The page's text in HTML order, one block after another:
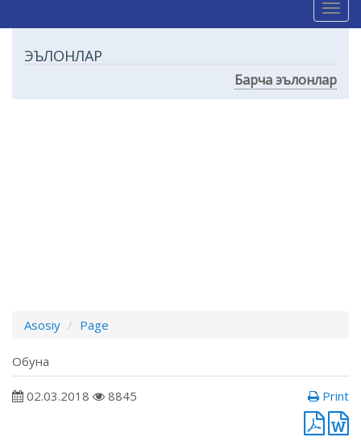
ЭЪЛОНЛАР
Барча эълонлар
Asosiy Page
Обуна
02.03.2018 8845 Print